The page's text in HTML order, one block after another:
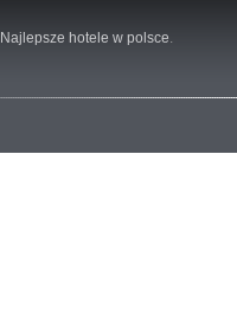
Najlepsze hotele w polsce.